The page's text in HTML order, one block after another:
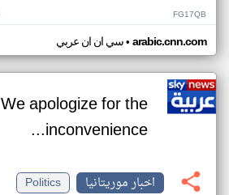
FG17QB
سي ان ان عربي• arabic.cnn.com
We apologize for the
inconvenience...
اخبار موريتانيا
Politics